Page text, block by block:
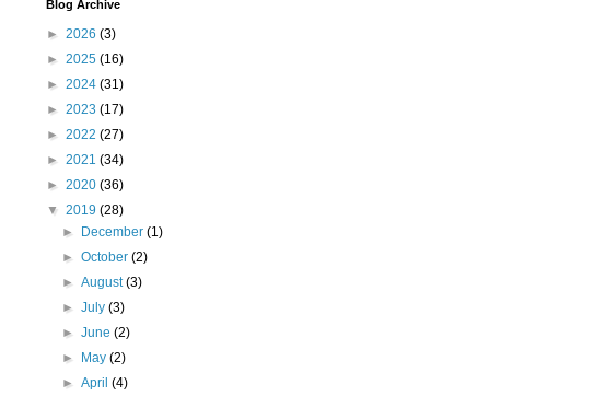
Blog Archive
► 2026 (3)
► 2025 (16)
► 2024 (31)
► 2023 (17)
► 2022 (27)
► 2021 (34)
► 2020 (36)
▼ 2019 (28)
►
December(1)
►October(2)
►August(3)
►July(3)
►June(2)
►
May(2)
►April(4)